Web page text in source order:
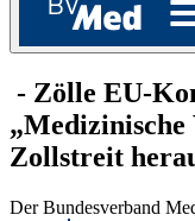
- Zölle EU-
„Medizinische
Zollstreit
Der Bundesverband